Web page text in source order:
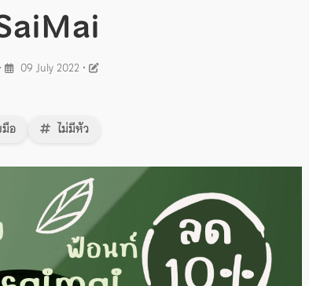
09 July 2022 •
อ ไม่มีหัว